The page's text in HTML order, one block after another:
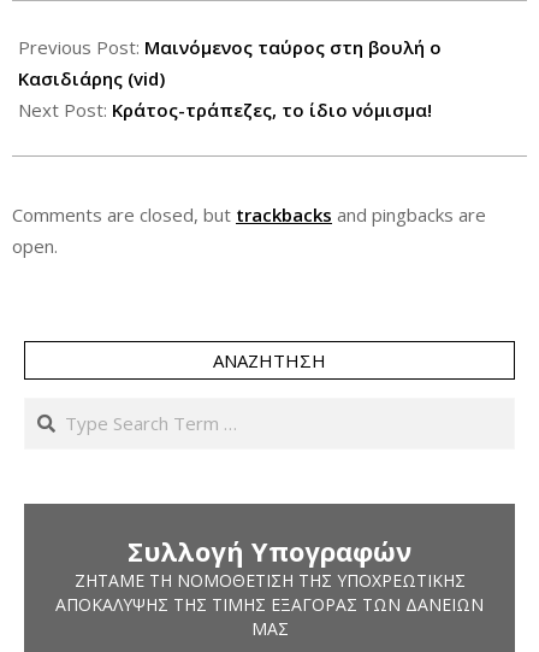
02-
13
Previous Post: Μαινόμενος ταύρος στη βουλή ο
Κασιδιάρης (vid)
Next Post: Κράτος-τράπεζες, το ίδιο νόμισμα!
Comments are closed, but trackbacks and pingbacks are
open.
ΑΝΑΖΉΤΗΣΗ
Search
Συλλογή Υπογραφών
ΖΗΤΆΜΕ ΤΗ ΝΟΜΟΘΈΤΙΣΗ ΤΗΣ ΥΠΟΧΡΕΩΤΙΚΉΣ
ΑΠΟΚΆΛΥΨΗΣ ΤΗΣ ΤΙΜΉΣ ΕΞΑΓΟΡΆΣ ΤΩΝ ΔΑΝΕΊΩΝ
ΜΑΣ